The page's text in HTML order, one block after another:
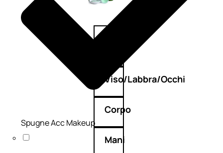
Viso/Labbra/Occhi
Corpo
Mani
Spugne Acc Makeup